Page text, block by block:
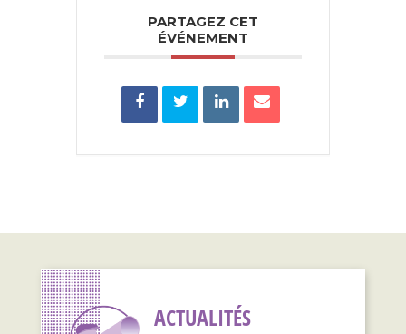
PARTAGEZ CET
ÉVÉNEMENT
ACTUALITÉS